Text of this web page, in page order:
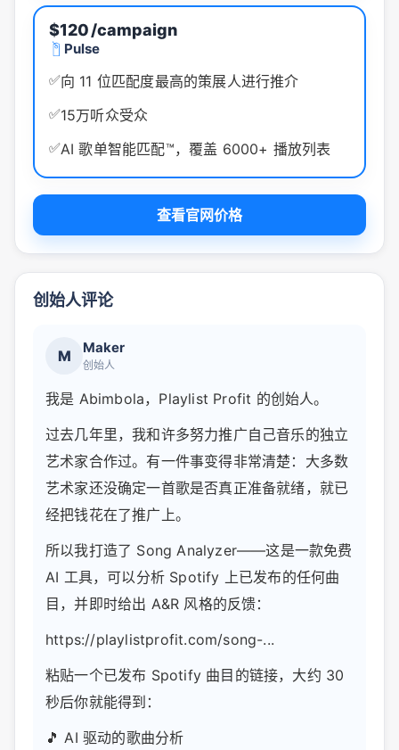
$120/campaign
Pulse
✅向 11 位匹配度最高的策展人进行推介
✅15万听众受众
✅AI 歌单智能匹配™，覆盖 6000+ 播放列表
查看官网价格
创始人评论
M Maker
创始人
我是 Abimbola，Playlist Profit 的创始人。
过去几年里，我和许多努力推广自己音乐的独立
艺术家合作过。有一件事变得非常清楚：大多数
艺术家还没确定一首歌是否真正准备就绪，就已
经把钱花在了推广上。
所以我打造了 Song Analyzer——这是一款免费
AI 工具，可以分析 Spotify 上已发布的任何曲
目，并即时给出 A&R 风格的反馈：
https://playlistprofit.com/song-...
粘贴一个已发布 Spotify 曲目的链接，大约 30
秒后你就能得到：
🎵 AI 驱动的歌曲分析